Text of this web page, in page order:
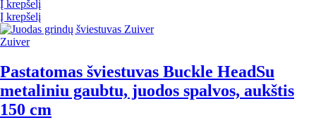
Į krepšelį
Į krepšelį
Zuiver
Pastatomas šviestuvas Buckle HeadSu
metaliniu gaubtu, juodos spalvos, aukštis
150 cm